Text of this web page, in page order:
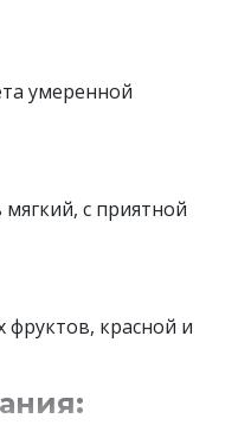
умеренной
с приятной
красной и